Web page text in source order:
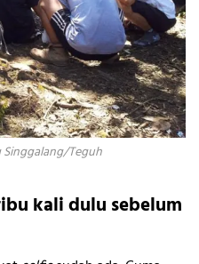
Teguh
kali dulu sebelum